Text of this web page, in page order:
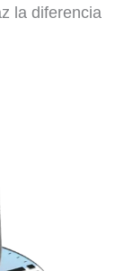
la diferencia